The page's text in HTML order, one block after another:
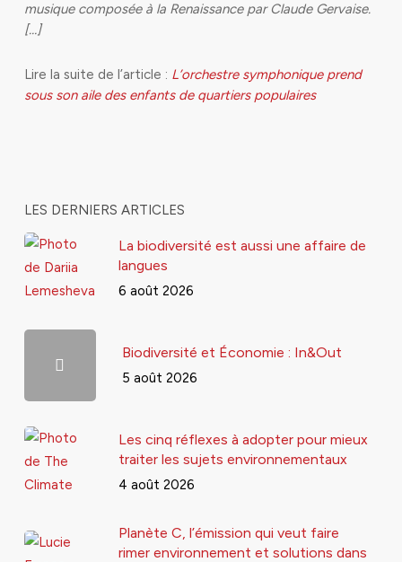
musique composée à la Renaissance par Claude Gervaise.
[…]
Lire la suite de l’article : L’orchestre symphonique prend
sous son aile des enfants de quartiers populaires
LES DERNIERS ARTICLES
La biodiversité est aussi une affaire de
langues
6 août 2026
Biodiversité et Économie : In&Out
5 août 2026
Les cinq réflexes à adopter pour mieux
traiter les sujets environnementaux
4 août 2026
Planète C, l’émission qui veut faire
rimer environnement et solutions dans